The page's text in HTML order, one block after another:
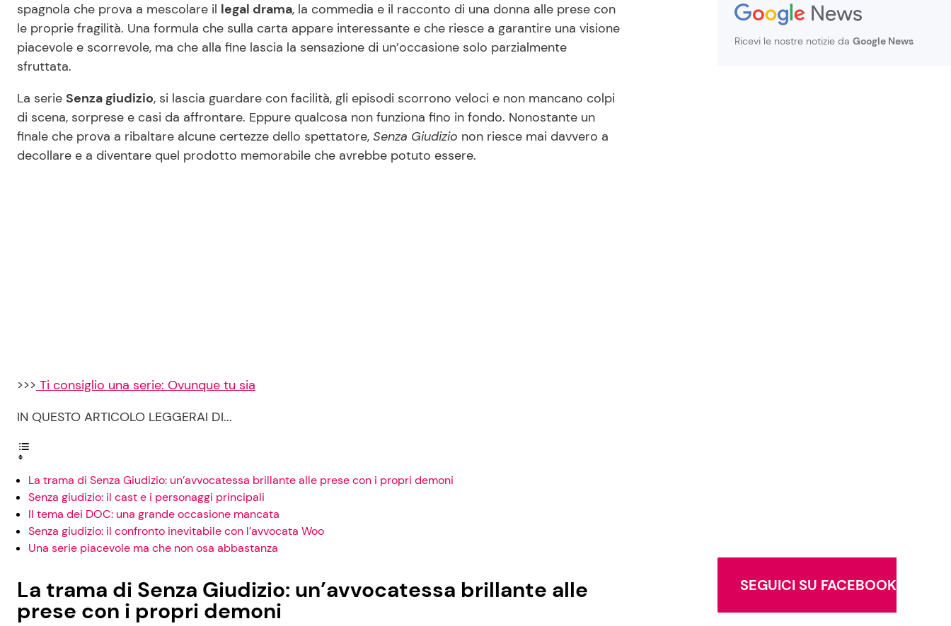
spagnola che prova a mescolare il legal drama, la commedia e il racconto di una donna alle prese con
le proprie fragilità. Una formula che sulla carta appare interessante e che riesce a garantire una visione
piacevole e scorrevole, ma che alla fine lascia la sensazione di un’occasione solo parzialmente
sfruttata.
La serie Senza giudizio, si lascia guardare con facilità, gli episodi scorrono veloci e non mancano colpi
di scena, sorprese e casi da affrontare. Eppure qualcosa non funziona fino in fondo. Nonostante un
finale che prova a ribaltare alcune certezze dello spettatore, Senza Giudizio non riesce mai davvero a
decollare e a diventare quel prodotto memorabile che avrebbe potuto essere.
>>> Ti consiglio una serie: Ovunque tu sia
IN QUESTO ARTICOLO LEGGERAI DI...
La trama di Senza Giudizio: un’avvocatessa brillante alle prese con i propri demoni
Senza giudizio: il cast e i personaggi principali
Il tema dei DOC: una grande occasione mancata
Senza giudizio: il confronto inevitabile con l’avvocata Woo
Una serie piacevole ma che non osa abbastanza
La trama di Senza Giudizio: un’avvocatessa brillante alle
prese con i propri demoni
Ricevi le nostre notizie da Google News
SEGUICI SU FACEBOOK